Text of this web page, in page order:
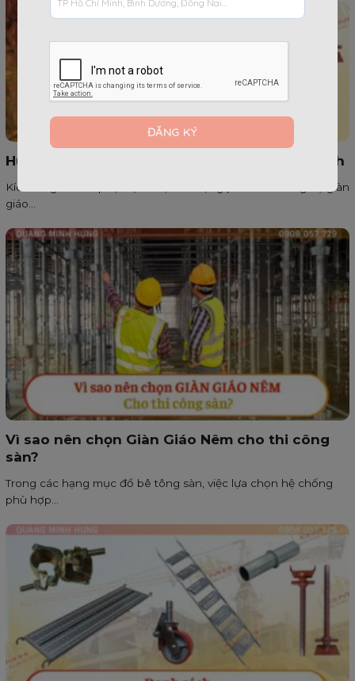
Hướng dẫn chọn Kích Tăng D38 cho công trình
Kích tăng D38 là phụ kiện được sử dụng phổ biến trong hệ giàn
giáo...
Vì sao nên chọn Giàn Giáo Nêm cho thi công
sàn?
Trong các hạng mục đổ bê tông sàn, việc lựa chọn hệ chống
phù hợp...